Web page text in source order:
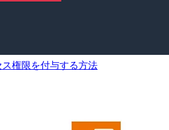
権限を付与する方法